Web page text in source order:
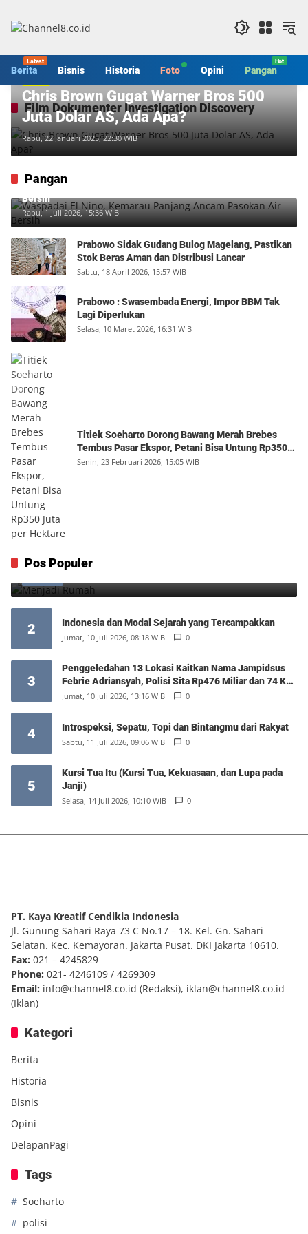
konten
Berita Bisnis Historia Foto Opini Pangan
Film Dokumenter Investigation Discovery
Chris Brown Gugat Warner Bros 500
Juta Dolar AS, Ada Apa?
Rabu, 22 Januari 2025, 22:30 WIB
Pangan
Waspadai El Nino, Kemarau Panjang Ancam Pasokan Air
Bersih
Rabu, 1 Juli 2026, 15:36 WIB
Prabowo Sidak Gudang Bulog Magelang, Pastikan
Stok Beras Aman dan Distribusi Lancar
Sabtu, 18 April 2026, 15:57 WIB
Prabowo : Swasembada Energi, Impor BBM Tak
Lagi Diperlukan
Selasa, 10 Maret 2026, 16:31 WIB
Titiek Soeharto Dorong Bawang Merah Brebes
Tembus Pasar Ekspor, Petani Bisa Untung Rp350
Juta per Hektare
Senin, 23 Februari 2026, 15:05 WIB
Pos Populer
1 Menjadi Rumah
2 Indonesia dan Modal Sejarah yang Tercampakkan
Jumat, 10 Juli 2026, 08:18 WIB 0
3
Penggeledahan 13 Lokasi Kaitkan Nama Jampidsus
Febrie Adriansyah, Polisi Sita Rp476 Miliar dan 74 Kg
Emas
Jumat, 10 Juli 2026, 13:16 WIB 0
4 Introspeksi, Sepatu, Topi dan Bintangmu dari Rakyat
Sabtu, 11 Juli 2026, 09:06 WIB 0
5
Kursi Tua Itu (Kursi Tua, Kekuasaan, dan Lupa pada
Janji)
Selasa, 14 Juli 2026, 10:10 WIB 0
PT. Kaya Kreatif Cendikia Indonesia
Jl. Gunung Sahari Raya 73 C No.17 – 18. Kel. Gn. Sahari
Selatan. Kec. Kemayoran. Jakarta Pusat. DKI Jakarta 10610.
Fax: 021 – 4245829
Phone: 021- 4246109 / 4269309
Email: info@channel8.co.id (Redaksi), iklan@channel8.co.id
(Iklan)
Kategori
Berita
Historia
Bisnis
Opini
DelapanPagi
Tags
Soeharto
polisi